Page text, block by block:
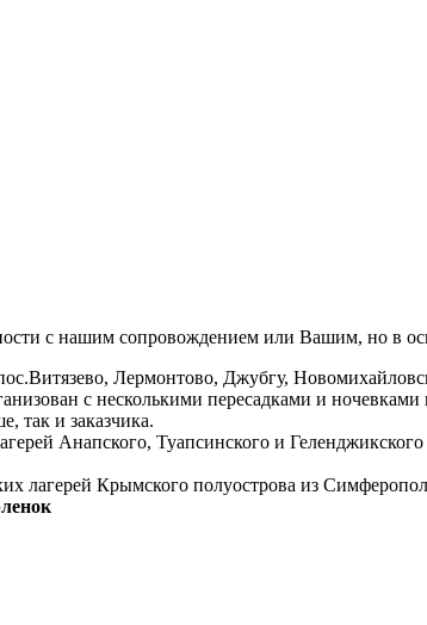
с нашим сопровождением или Вашим, но в
Лермонтово, Джубгу,
с несколькими пересадками и
так и заказчика.
Анапского, Туапсинского и
лагерей Крымского полуострова из